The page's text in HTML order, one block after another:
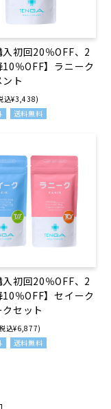
入初回20％OFF、2
％OFF】ラニーク
ト
込¥3,438)
送料無料
入初回20％OFF、2
％OFF】セイーク
セット
込¥6,877)
送料無料